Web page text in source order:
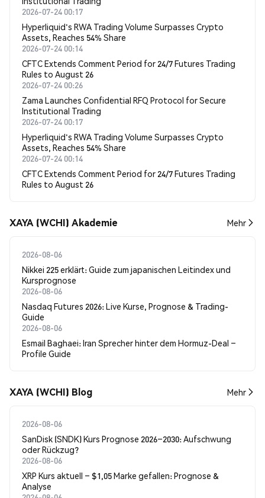
2026-07-24 00:17
Hyperliquid's RWA Trading Volume Surpasses Crypto
Assets, Reaches 54% Share
2026-07-24 00:14
CFTC Extends Comment Period for 24/7 Futures Trading
Rules to August 26
2026-07-24 00:26
Zama Launches Confidential RFQ Protocol for Secure
Institutional Trading
2026-07-24 00:17
Hyperliquid's RWA Trading Volume Surpasses Crypto
Assets, Reaches 54% Share
2026-07-24 00:14
CFTC Extends Comment Period for 24/7 Futures Trading
Rules to August 26
XAYA (WCHI) Akademie Mehr
2026-08-06
Nikkei 225 erklärt: Guide zum japanischen Leitindex und
Kursprognose
2026-08-06
Nasdaq Futures 2026: Live Kurse, Prognose & Trading-
Guide
2026-08-06
Esmail Baghaei: Iran Sprecher hinter dem Hormuz-Deal –
Profile Guide
XAYA (WCHI) Blog Mehr
2026-08-06
SanDisk (SNDK) Kurs Prognose 2026–2030: Aufschwung
oder Rückzug?
2026-08-06
XRP Kurs aktuell – $1,05 Marke gefallen: Prognose &
Analyse